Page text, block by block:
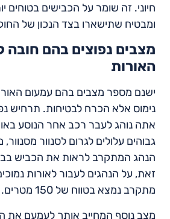
חיוני. זה שומר על הכבישים בטוחים
ומבטיח שתישארו בצד הנכון של
מצבים נפוצים בהם
האורות
ישנם מספר מצבים בהם עמעום
נימוס אלא הכרח לבטיחות. תרחיש
אתה נוהג לעבר רכב אחר הנוסע
גבוהים עלולים לגרום לסנוור
הנהג המתקרב לראות את הכביש
זאת, על הנהגים לעבור לאורות
מתקרב נמצא בטווח של 150 מטרים.
מצב נוסף המחייב אותך לעמעם את